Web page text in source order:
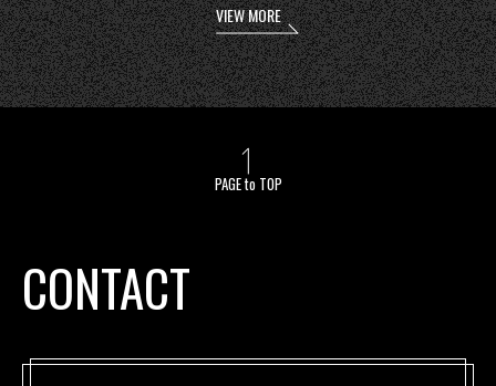
VIEW MORE
PAGE to TOP
CONTACT